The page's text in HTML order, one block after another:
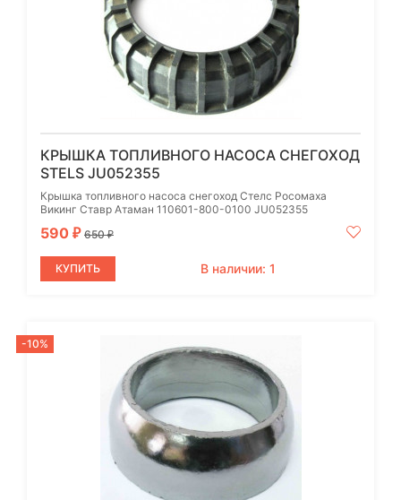
КРЫШКА ТОПЛИВНОГО НАСОСА СНЕГОХОД
STELS JU052355
Крышка топливного насоса снегоход Стелс Росомаха
Викинг Ставр Атаман 110601-800-0100 JU052355
590 ₽ 650₽
КУПИТЬ В наличии: 1
-10%